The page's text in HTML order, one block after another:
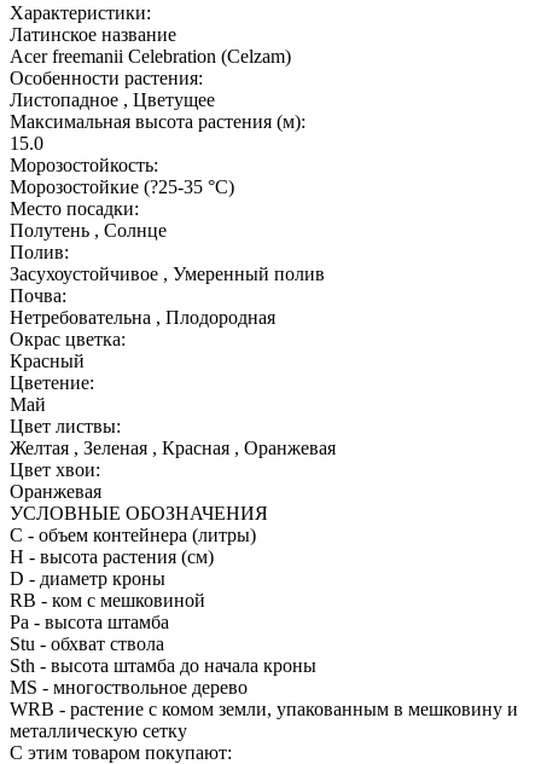
Характеристики:
Латинское название
Acer freemanii Celebration (Celzam)
Особенности растения:
Листопадное , Цветущее
Максимальная высота растения (м):
15.0
Морозостойкость:
Морозостойкие (?25-35 °С)
Место посадки:
Полутень , Солнце
Полив:
Засухоустойчивое , Умеренный полив
Почва:
Нетребовательна , Плодородная
Окрас цветка:
Красный
Цветение:
Май
Цвет листвы:
Желтая , Зеленая , Красная , Оранжевая
Цвет хвои:
Оранжевая
УСЛОВНЫЕ ОБОЗНАЧЕНИЯ
С - объем контейнера (литры)
H - высота растения (см)
D - диаметр кроны
RB - ком с мешковиной
Pa - высота штамба
Stu - обхват ствола
Sth - высота штамба до начала кроны
MS - многоствольное дерево
WRB - растение с комом земли, упакованным в мешковину и
металлическую сетку
С этим товаром покупают: